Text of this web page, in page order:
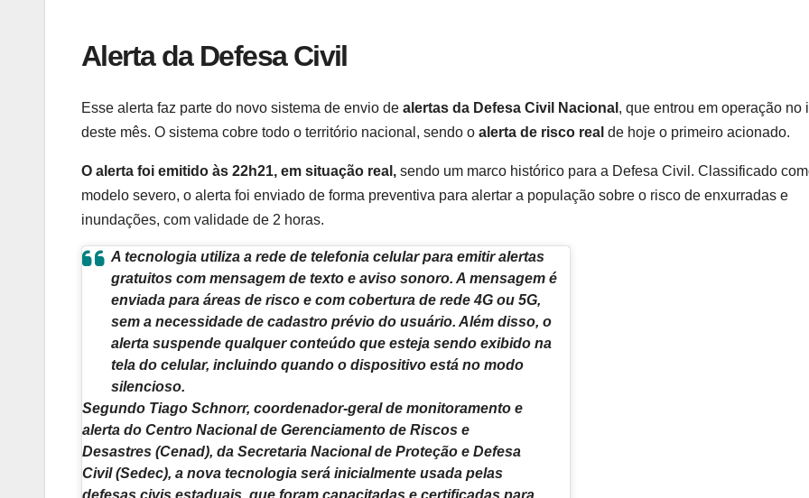
Alerta da Defesa Civil
Esse alerta faz parte do novo sistema de envio de alertas da Defesa Civil Nacional , que entrou em operação no
deste mês. O sistema cobre todo o território nacional, sendo o alerta de risco real de hoje o primeiro acionado.
O alerta foi emitido às 22h21, em situação real, sendo um marco histórico para a Defesa Civil. Classificado
modelo severo, o alerta foi enviado de forma preventiva para alertar a população sobre o risco de enxurradas e
inundações, com validade de 2 horas.
A tecnologia utiliza a rede de telefonia celularpara emitir alertas
gratuitos com mensagem de texto e aviso sonoro. A mensagem é
enviada para áreas de risco e com cobertura de rede 4G ou 5G,
sem a necessidade de cadastro prévio do usuário. Além disso, o
alerta suspende qualquer conteúdo que esteja sendo exibido na
tela do celular, incluindo quando o dispositivo está no modo
silencioso.
Segundo Tiago Schnorr, coordenador-geral de monitoramento e
alerta do Centro Nacional de Gerenciamento de Riscos e
Desastres (Cenad), da Secretaria Nacional de Proteção e Defesa
Civil (Sedec), a nova tecnologia será inicialmente usada pelas
defesas civis estaduais, que foram capacitadas e certificadas para